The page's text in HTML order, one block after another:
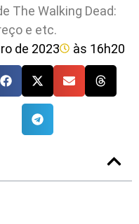
The Walking Dead:
e etc.
de 2023 às 16h20